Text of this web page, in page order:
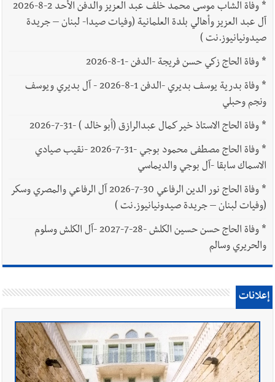
*
وفاة الشاب موسى محمد خلف عبد العزيز والدفن الأحد 2-8-2026
آل عبد العزيز وأهالي بلدة العلمانية (وفيات صيدا- لبنان – جريدة
صيدونيانيوز.نت )
*وفاة الحاج زكي حسن فريجة -الدفن -1-8-2026
*
وفاة بدرية يوسف بديري -الدفن 1-8-2026 - آل بديري ويوسف
ونجم وحبلي
*وفاة الحاج الاستاذ خير كمال عبدالرازق (أبو خالد ) -31-7-2026
*
وفاة الحاج مصطفى محمود بوجي -31-7-2026 -نقيب صيادي
الاسماك سابقا -آل بوجي والديماسي
*
وفاة الحاج نور الدين الرفاعي 30-7-2026 آل الرفاعي والمصري وسكر
(وفيات لبنان – جريدة صيدونيانيوز.نت )
*
وفاة الحاج حسن حسين الكلش -28-7-2027 -آل الكلش وسلوم
والحريري وسالم
إعلانات